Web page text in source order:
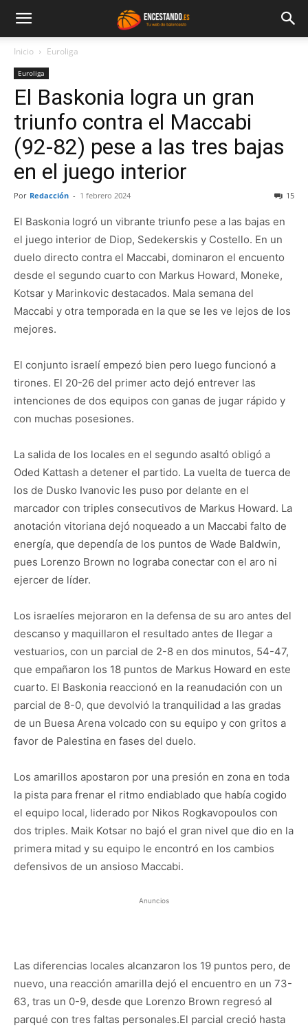
Inicio Euroliga
Euroliga
El Baskonia logra un gran
triunfo contra el Maccabi
(92-82) pese a las tres bajas
en el juego interior
Por Redacción - 1 febrero 2024 15
El Baskonia logró un vibrante triunfo pese a las bajas en
el juego interior de Diop, Sedekerskis y Costello. En un
duelo directo contra el Maccabi, dominaron el encuento
desde el segundo cuarto con Markus Howard, Moneke,
Kotsar y Marinkovic destacados. Mala semana del
Maccabi y otra temporada en la que se les ve lejos de los
mejores.
El conjunto israelí empezó bien pero luego funcionó a
tirones. El 20-26 del primer acto dejó entrever las
intenciones de dos equipos con ganas de jugar rápido y
con muchas posesiones.
La salida de los locales en el segundo asaltó obligó a
Oded Kattash a detener el partido. La vuelta de tuerca de
los de Dusko Ivanovic les puso por delante en el
marcador con triples consecutivos de Markus Howard. La
anotación vitoriana dejó noqueado a un Maccabi falto de
energía, que dependía de los puntos de Wade Baldwin,
pues Lorenzo Brown no lograba conectar con el aro ni
ejercer de líder.
Los israelíes mejoraron en la defensa de su aro antes del
descanso y maquillaron el resultado antes de llegar a
vestuarios, con un parcial de 2-8 en dos minutos, 54-47,
que empañaron los 18 puntos de Markus Howard en este
cuarto. El Baskonia reaccionó en la reanudación con un
parcial de 8-0, que devolvió la tranquilidad a las gradas
de un Buesa Arena volcado con su equipo y con gritos a
favor de Palestina en fases del duelo.
Los amarillos apostaron por una presión en zona en toda
la pista para frenar el ritmo endiablado que había cogido
el equipo local, liderado por Nikos Rogkavopoulos con
dos triples. Maik Kotsar no bajó el gran nivel que dio en la
primera mitad y su equipo le encontró en los cambios
defensivos de un ansioso Maccabi.
Anuncios
Las diferencias locales alcanzaron los 19 puntos pero, de
nuevo, una reacción amarilla dejó el encuentro en un 73-
63, tras un 0-9, desde que Lorenzo Brown regresó al
parqué con tres faltas personales.El parcial creció hasta